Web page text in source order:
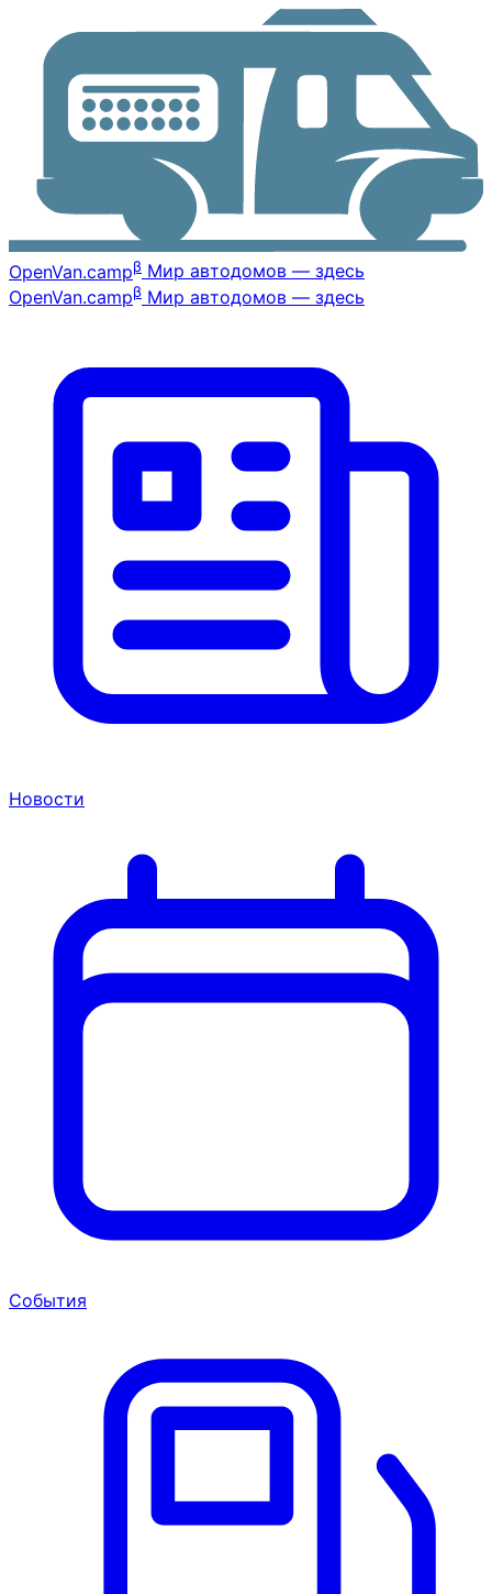
OpenVan.campβ Мир автодомов — здесь
OpenVan.campβ Мир автодомов — здесь
Новости
События